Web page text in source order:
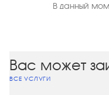
В данный
Вас может
ВСЕ УСЛУГИ